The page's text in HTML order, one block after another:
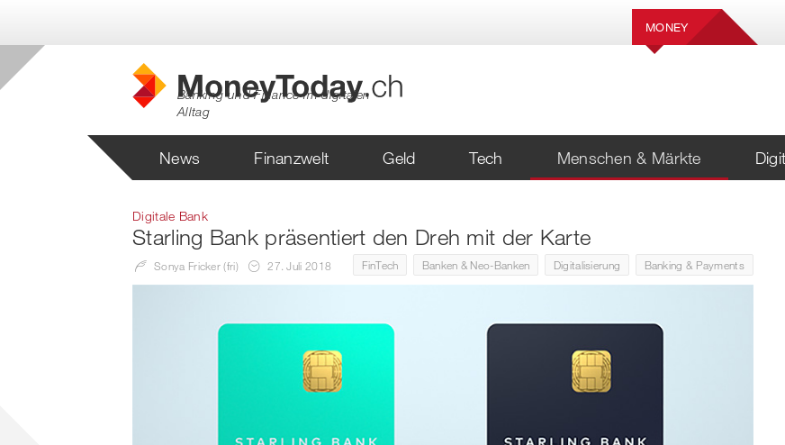
MONEY
Banking und Finance im digitalen
Alltag
News Finanzwelt Geld Tech Menschen & Märkte
Digitale Bank
Starling Bank präsentiert den Dreh mit der Karte
Sonya Fricker (fri) 27. Juli 2018 FinTech Banken & Neo-Banken Digitalisierung Banking & Payments